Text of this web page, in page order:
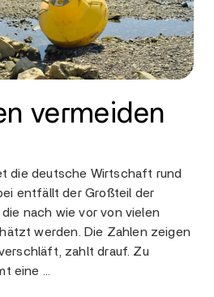
vermeiden
die deutsche Wirtschaft rund
entfällt der Großteil der
nach wie vor von vielen
werden. Die Zahlen zeigen
zahlt drauf. Zu
eine …